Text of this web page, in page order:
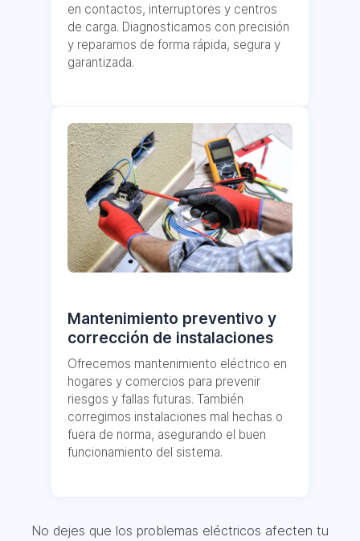
en contactos, interruptores y centros
de carga. Diagnosticamos con precisión
y reparamos de forma rápida, segura y
garantizada.
Mantenimiento preventivo y
corrección de instalaciones
Ofrecemos mantenimiento eléctrico en
hogares y comercios para prevenir
riesgos y fallas futuras. También
corregimos instalaciones mal hechas o
fuera de norma, asegurando el buen
funcionamiento del sistema.
No dejes que los problemas eléctricos afecten tu